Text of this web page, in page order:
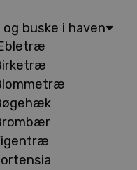
buske i haven